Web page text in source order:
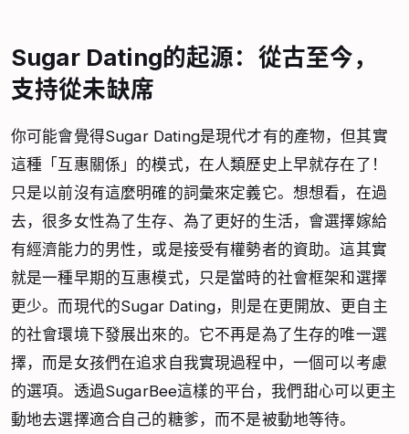
Sugar Dating的起源：從古至今，
支持從未缺席
你可能會覺得Sugar Dating是現代才有的產物，但其實
這種「互惠關係」的模式，在人類歷史上早就存在了！
只是以前沒有這麼明確的詞彙來定義它。想想看，在過
去，很多女性為了生存、為了更好的生活，會選擇嫁給
有經濟能力的男性，或是接受有權勢者的資助。這其實
就是一種早期的互惠模式，只是當時的社會框架和選擇
更少。而現代的Sugar Dating，則是在更開放、更自主
的社會環境下發展出來的。它不再是為了生存的唯一選
擇，而是女孩們在追求自我實現過程中，一個可以考慮
的選項。透過SugarBee這樣的平台，我們甜心可以更主
動地去選擇適合自己的糖爹，而不是被動地等待。